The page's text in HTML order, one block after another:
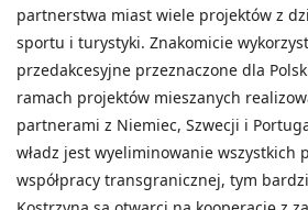
partnerstwa miast wiele projektów z
sportu i turystyki. Znakomicie
przedakcesyjne przeznaczone dla
ramach projektów mieszanych
partnerami z Niemiec, Szwecji i
władz jest wyeliminowanie wszystkich
współpracy transgranicznej, tym